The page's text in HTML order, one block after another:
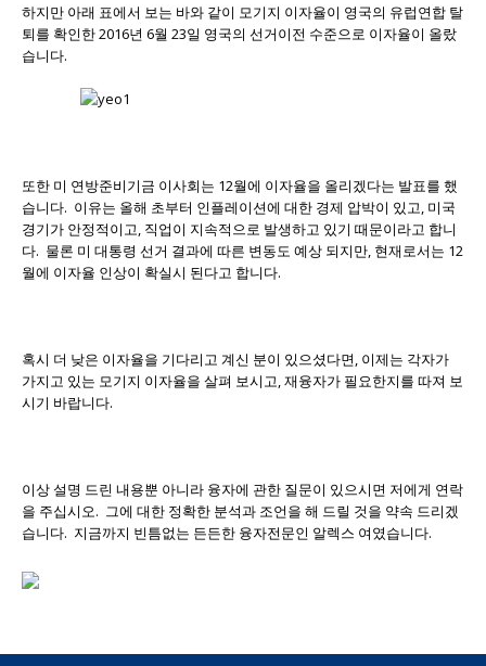
하지만 아래 표에서 보는 바와 같이 모기지 이자율이 영국의 유럽연합 탈
퇴를 확인한 2016년 6월 23일 영국의 선거이전 수준으로 이자율이 올랐
습니다.
또한 미 연방준비기금 이사회는 12월에 이자율을 올리겠다는 발표를 했
습니다. 이유는 올해 초부터 인플레이션에 대한 경제 압박이 있고, 미국
경기가 안정적이고, 직업이 지속적으로 발생하고 있기 때문이라고 합니
다. 물론 미 대통령 선거 결과에 따른 변동도 예상 되지만, 현재로서는 12
월에 이자율 인상이 확실시 된다고 합니다.
혹시 더 낮은 이자율을 기다리고 계신 분이 있으셨다면, 이제는 각자가
가지고 있는 모기지 이자율을 살펴 보시고, 재융자가 필요한지를 따져 보
시기 바랍니다.
이상 설명 드린 내용뿐 아니라 융자에 관한 질문이 있으시면 저에게 연락
을 주십시오. 그에 대한 정확한 분석과 조언을 해 드릴 것을 약속 드리겠
습니다. 지금까지 빈틈없는 든든한 융자전문인 알렉스 여였습니다.